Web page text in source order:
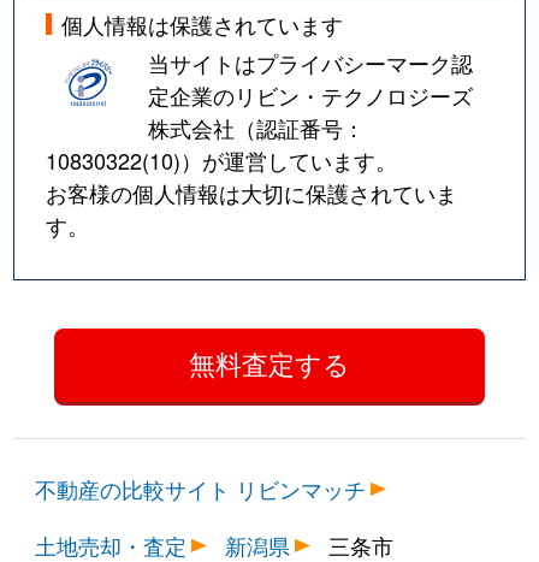
個人情報は保護されています
当サイトはプライバシーマーク認
定企業のリビン・テクノロジーズ
株式会社（認証番号：
10830322(10)）が運営しています。
お客様の個人情報は大切に保護されていま
す。
不動産の比較サイト リビンマッチ
土地売却・査定
新潟県 三条市